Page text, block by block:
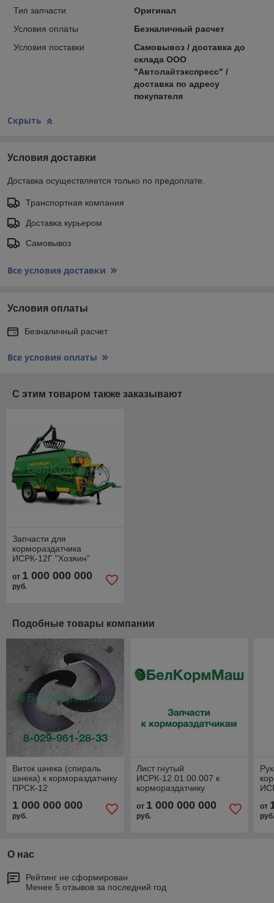
Тип запчасти
Оригинал
Условия оплаты
Безналичный расчет
Условия поставки
Самовывоз / доставка до
склада ООО
"Автолайтэкспресс" /
доставка по адресу
покупателя
Скрыть
Условия доставки
Доставка осуществляется только по предоплате.
Транспортная компания
Доставка курьером
Самовывоз
Все условия доставки
Условия оплаты
Безналичный расчет
Все условия оплаты
С этим товаром также заказывают
Запчасти для
кормораздатчика
ИСРК-12Г "Хозяин"
от 1 000 000 000
руб.
Подобные товары компании
Виток шнека (спираль
шнека) к кормораздатчику
ПРСК-12
1 000 000 000
руб.
Лист гнутый
ИСРК-12.01.00.007 к
кормораздатчику
от 1 000 000 000
руб.
от
О нас
Рейтинг не сформирован
Менее 5 отзывов за последний год